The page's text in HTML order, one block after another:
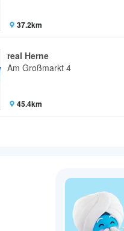
37.2km
real Herne
Am Großmarkt 4
45.4km